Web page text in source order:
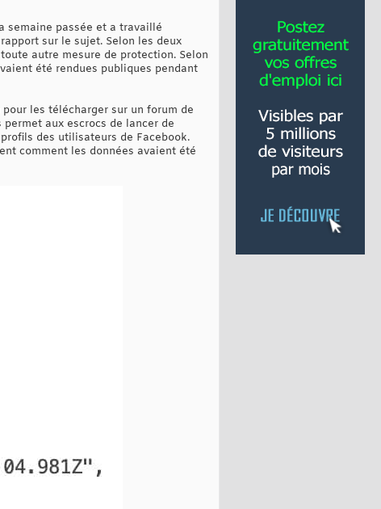
semaine passée et a travaillé
sur le sujet. Selon les deux
autre mesure de protection. Selon
été rendues publiques pendant
les télécharger sur un forum de
aux escrocs de lancer de
des utilisateurs de Facebook.
comment les données avaient été